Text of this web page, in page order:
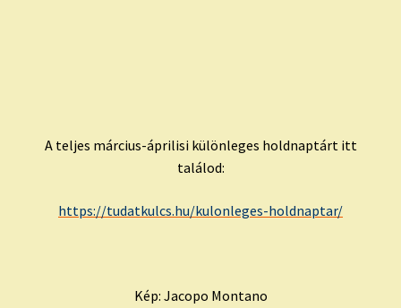
A teljes március-áprilisi különleges holdnaptárt itt
találod:
https://tudatkulcs.hu/kulonleges-holdnaptar/
Kép: Jacopo Montano